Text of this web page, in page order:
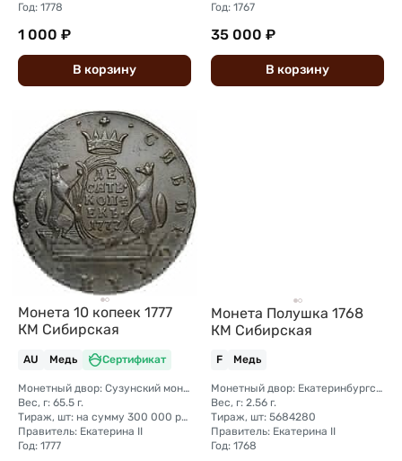
Год: 1778
1 000 ₽
В корзину
Год: 1767
35 000 ₽
В корзину
Монета 10 копеек 1777
КМ Сибирская
AU Медь Сертификат
Монетный двор: Сузунский монетный двор (Сибирь)
Вес, г: 65.5 г.
Тираж, шт: на сумму 300 000 рублей (сумма 10 копеек + 5 копеек +2 копейки + 1 копейка + денга + полушка)
Правитель: Екатерина II
Год: 1777
Монета Полушка 1768
КМ Сибирская
F Медь
Монетный двор: Екатеринбургский монетный двор
Вес, г: 2.56 г.
Тираж, шт: 5684280
Правитель: Екатерина II
Год: 1768